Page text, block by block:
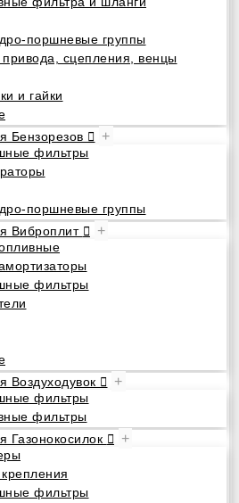
поршневые группы
сцепления, венцы
и гайки
Бензорезов
+
фильтры
поршневые группы
Виброплит
+
фильтры
Воздуходувок
+
фильтры
фильтры
Газонокосилок
+
фильтры